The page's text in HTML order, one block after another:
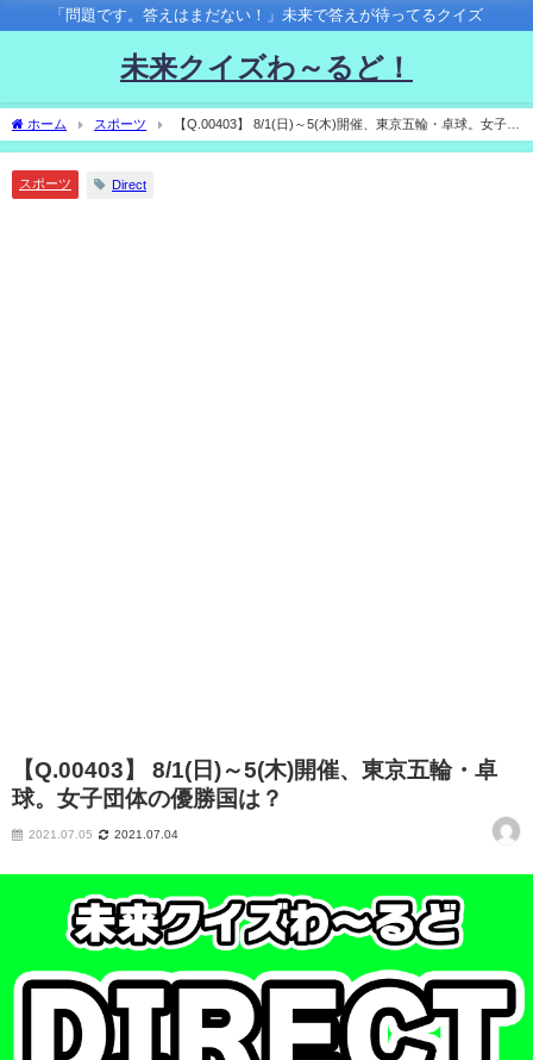
「問題です。答えはまだない！」未来で答えが待ってるクイズ
未来クイズわ～るど！
ホーム スポーツ
【Q.00403】 8/1(日)～5(木)開催、東京五輪・卓球。女子団
体の優勝国は？
スポーツ Direct
【Q.00403】 8/1(日)～5(木)開催、東京五輪・卓
球。女子団体の優勝国は？
2021.07.05 2021.07.04